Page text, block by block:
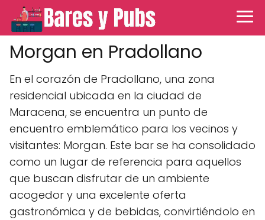
Morgan en Pradollano
En el corazón de Pradollano, una zona
residencial ubicada en la ciudad de
Maracena, se encuentra un punto de
encuentro emblemático para los vecinos y
visitantes: Morgan. Este bar se ha consolidado
como un lugar de referencia para aquellos
que buscan disfrutar de un ambiente
acogedor y una excelente oferta
gastronómica y de bebidas, convirtiéndolo en